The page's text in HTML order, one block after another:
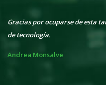
Gracias por ocuparse de esta
de tecnología.
Andrea Monsalve